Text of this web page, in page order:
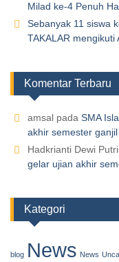
Milad ke-4 Penuh
Sebanyak 11 siswa
TAKALAR
Komentar Terbaru
amsal pada SMA
akhir semester
Hadkrianti Dewi Putri
gelar ujian akhir
Kategori
blog News News